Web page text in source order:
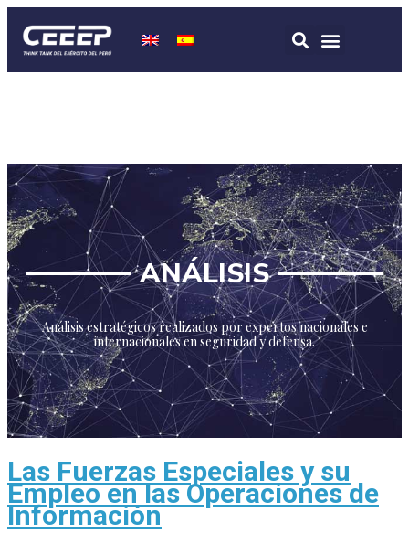
ANÁLISIS
Análisis estratégicos realizados por expertos nacionales e
internacionales en seguridad y defensa.
Las Fuerzas Especiales y su
Empleo en las Operaciones de
Información